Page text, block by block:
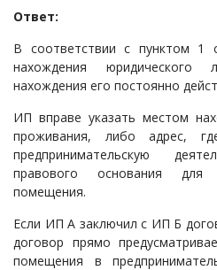
Исполнительное производство
Судопроизводство
Ответы государственных
Ответ:
В соответствии с пунктом
нахождения юридического
нахождения его постоянно
ИП вправе указать местом
проживания, либо адрес,
предпринимательскую
правового основания для
помещения.
Если ИП А заключил с ИП Б
договор прямо
помещения в